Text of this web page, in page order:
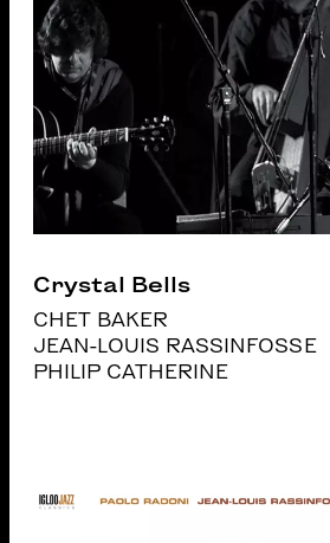
Crystal Bells
CHET BAKER
JEAN-LOUIS RASSINFOSSE
PHILIP CATHERINE